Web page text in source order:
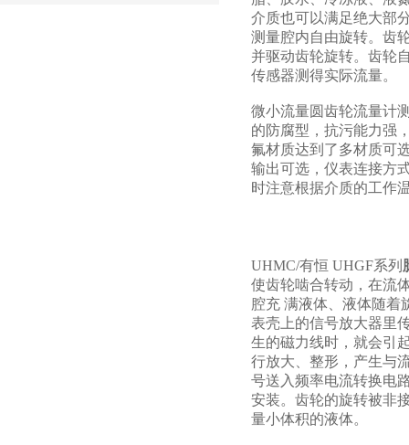
介质也可以满足绝大部
测量腔内自由旋转。齿
并驱动齿轮旋转。齿轮
传感器测得实际流量。
微小流量圆齿轮流量计
的防腐型，抗污能力强
氟材质达到了多材质可
输出可选，仪表连接方
时注意根据介质的工作
UHMC/有恒 UHGF系列
使齿轮啮合转动，在流
腔充 满液体、液体随着
表壳上的信号放大器里
生的磁力线时，就会引
行放大、整形，产生与
号送入频率电流转换电
安装。齿轮的旋转被非
量小体积的液体。